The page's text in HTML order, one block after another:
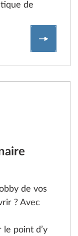
de
de vos
? Avec
le point d’y